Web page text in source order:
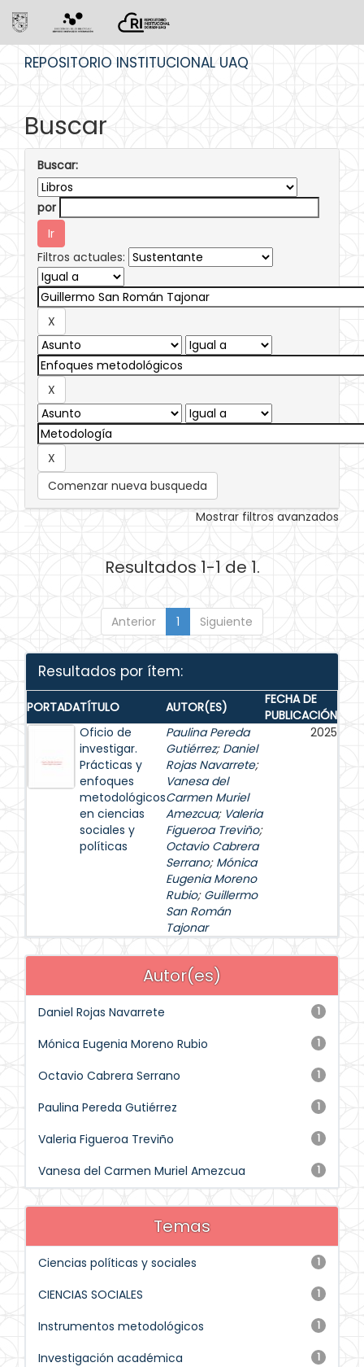
REPOSITORIO INSTITUCIONAL UAQ
Buscar
Buscar:
por
Filtros actuales:
Comenzar nueva busqueda
Mostrar filtros avanzados
Resultados 1-1 de 1.
Anterior 1 Siguiente
Resultados por ítem:
PORTADATÍTULO AUTOR(ES)
FECHA DE
PUBLICACIÓN
Oficio de
investigar.
Prácticas y
enfoques
metodológicos
en ciencias
sociales y
políticas
Paulina Pereda
Gutiérrez; Daniel
Rojas Navarrete;
Vanesa del
Carmen Muriel
Amezcua; Valeria
Figueroa Treviño;
Octavio Cabrera
Serrano; Mónica
Eugenia Moreno
Rubio; Guillermo
San Román
Tajonar
2025
Autor(es)
1
Daniel Rojas Navarrete
1
Mónica Eugenia Moreno Rubio
1
Octavio Cabrera Serrano
1
Paulina Pereda Gutiérrez
1
Valeria Figueroa Treviño
1
Vanesa del Carmen Muriel Amezcua
Temas
1
Ciencias políticas y sociales
1
CIENCIAS SOCIALES
1
Instrumentos metodológicos
1
Investigación académica